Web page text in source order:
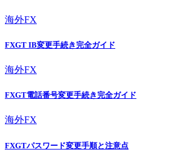
海外FX
FXGT IB変更手続き完全ガイド
海外FX
FXGT電話番号変更手続き完全ガイド
海外FX
FXGTパスワード変更手順と注意点